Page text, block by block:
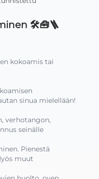
🛠️🧰🪜
kokoamis tai
sinua mielellään!
verhotangon,
seinälle
Pienestä
muut